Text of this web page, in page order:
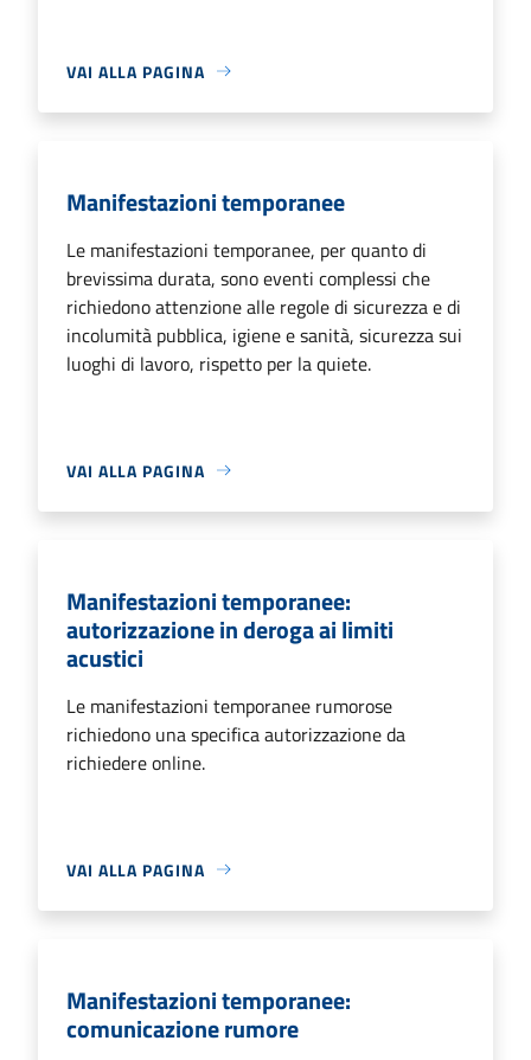
VAI ALLA PAGINA
Manifestazioni temporanee
Le manifestazioni temporanee, per quanto di
brevissima durata, sono eventi complessi che
richiedono attenzione alle regole di sicurezza e di
incolumità pubblica, igiene e sanità, sicurezza sui
luoghi di lavoro, rispetto per la quiete.
VAI ALLA PAGINA
Manifestazioni temporanee:
autorizzazione in deroga ai limiti
acustici
Le manifestazioni temporanee rumorose
richiedono una specifica autorizzazione da
richiedere online.
VAI ALLA PAGINA
Manifestazioni temporanee:
comunicazione rumore